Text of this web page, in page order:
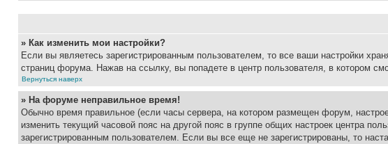
» Как изменить мои настройки?
Если вы являетесь зарегистрированным пользователем, то все ваши настройки
страниц форума. Нажав на ссылку, вы попадете в центр пользователя, в котором
Вернуться наверх
» На форуме неправильное время!
Обычно время правильное (если часы сервера, на котором размещен форум,
изменить текущий часовой пояс на другой пояс в группе общих настроек центра
зарегистрированным пользователем. Если вы все еще не зарегистрированы, то